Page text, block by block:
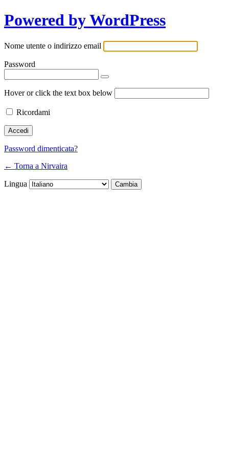
Powered by WordPress
Nome utente o indirizzo email
Password
Hover or click the text box below
Ricordami
Password dimenticata?
← Torna a Nirvaira
Lingua